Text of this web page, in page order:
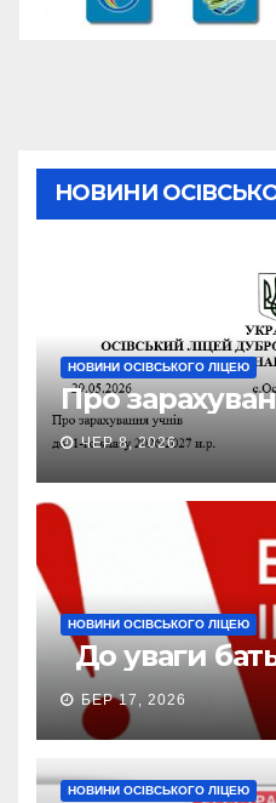
НОВИНИ
НОВИНИ ОСІВСЬКОГО ЛІЦЕЮ
Про
ЧЕР 8, 2026
НОВИНИ ОСІВСЬКОГО ЛІЦЕЮ
До уваги
БЕР 17, 2026
НОВИНИ ОСІВСЬКОГО ЛІЦЕЮ